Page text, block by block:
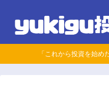
「これから投資を始め